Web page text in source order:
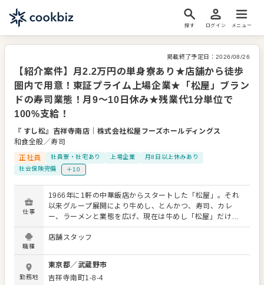
探す ログイン メニュー
掲載終了予定日： 2026/08/26
【紹介案件】月2.2万円の単身寮あり★店舗から徒歩
圏内で用意！東証プライム上場企業★「松屋」ブラン
ドの寿司業態！月9～10日休み★残業代1分単位で
100%支給！
『 すし松』吉祥寺南店
株式会社松屋フーズホールディングス
和食全般／寿司
正社員
社員寮・社宅あり 上場企業
月8日以上休みあり
社会保険完備
＋10
仕事
1966年に1軒の中華飯店からスタートした「松屋」。それ
以来グループ展開により牛めし、とんかつ、寿司、カレ
ー、ラーメンと業態を広げ、現在は牛めし「松屋」だけで
も全国約1,000店を構えるまでになりました。 長年運営を
続け、さらに成長を続けられているのは、当社が『常に挑
す。 様々な挑戦をしてきているなかで今回、寿司業態の
「すし松」で、すし職人を募集します！ 【すし職人の仕事
内容】 世界からも注目される寿司。お客様とカウンター越
職種
店舗スタッフ
勤務地
東京都／ 武蔵野市
吉祥寺南町1-8-4